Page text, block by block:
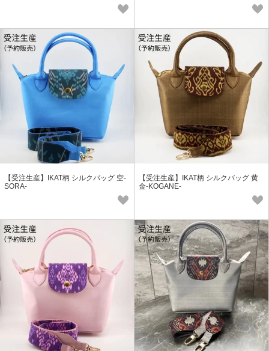
【受注生産】IKAT柄 シルクバッグ 空-
SORA-
【受注生産】IKAT柄 シルクバッグ 黄
金-KOGANE-